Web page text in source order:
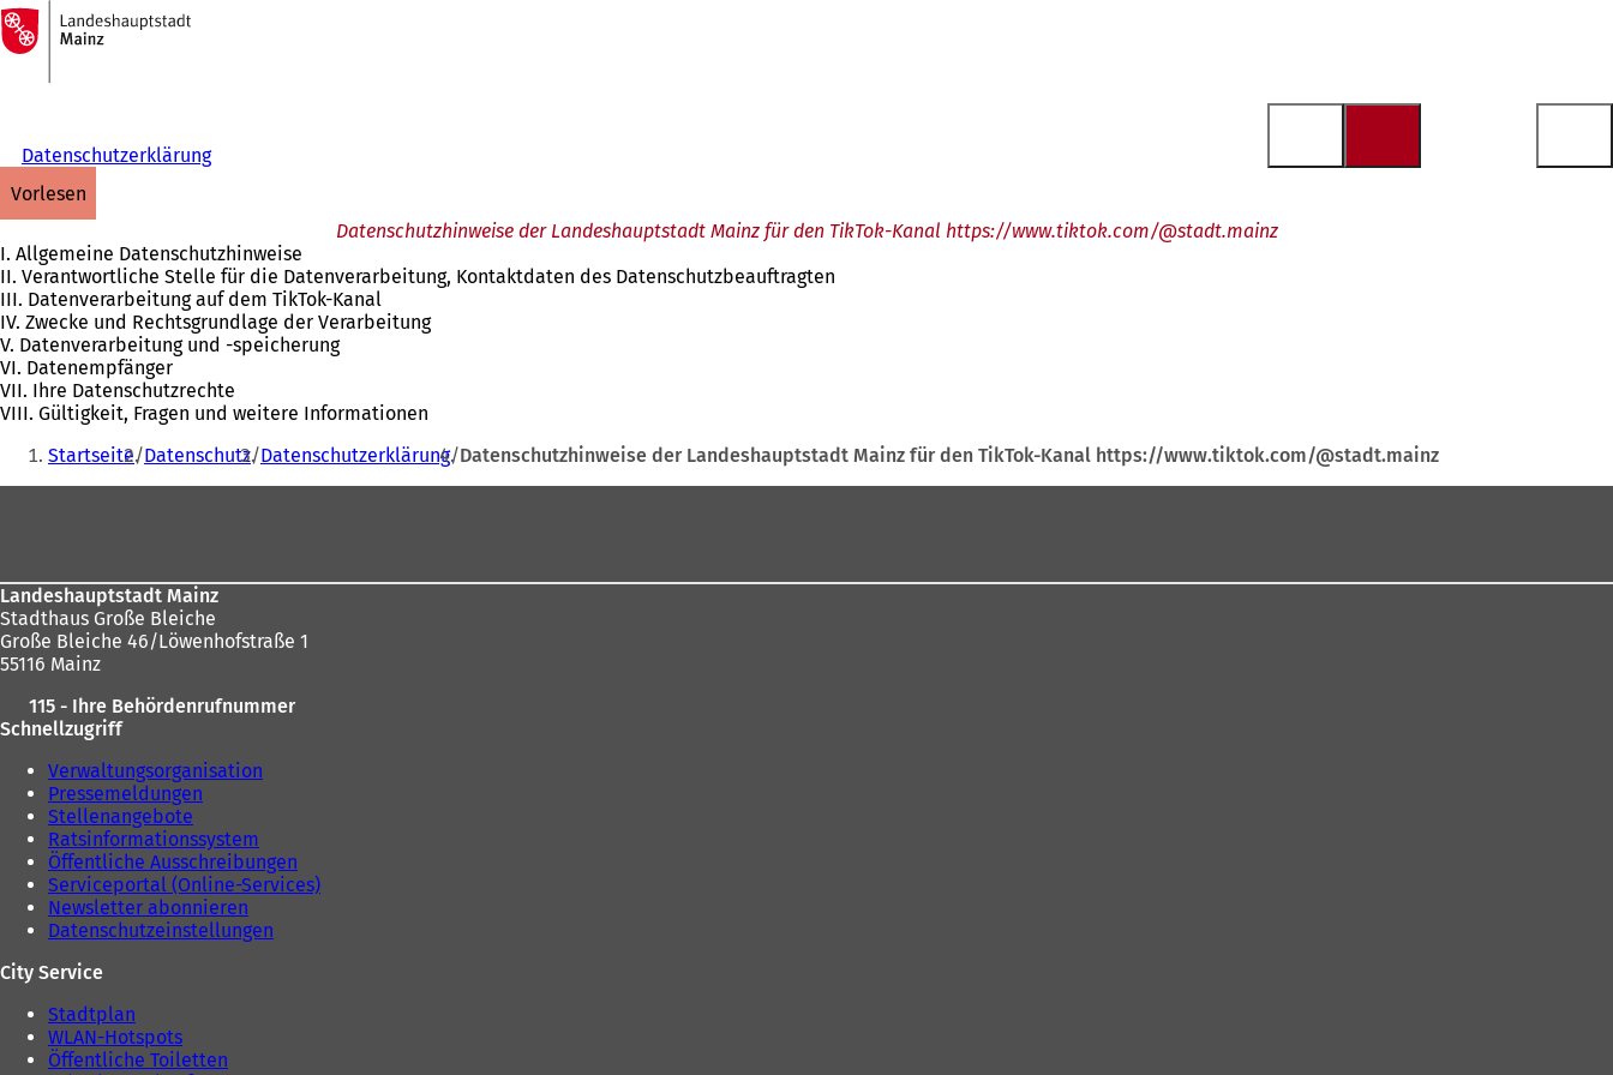
Inhalt anspringen
Zur
Startseite
Datenschutzerklärung
vorlesen
Datenschutzhinweise der Landeshauptstadt Mainz für den TikTok-Kanal https://www.tiktok.com/@stadt.mainz
I. Allgemeine Datenschutzhinweise
II. Verantwortliche Stelle für die Datenverarbeitung, Kontaktdaten des Datenschutzbeauftragten
III. Datenverarbeitung auf dem TikTok-Kanal
IV. Zwecke und Rechtsgrundlage der Verarbeitung
V. Datenverarbeitung und -speicherung
VI. Datenempfänger
VII. Ihre Datenschutzrechte
VIII. Gültigkeit, Fragen und weitere Informationen
Sie
befinden
Startseite Datenschutz Datenschutzerklärung Datenschutzhinweise der Landeshauptstadt Mainz für den TikTok-Kanal https://www.tiktok.com/@stadt.mainz
Landeshauptstadt Mainz
Stadthaus Große Bleiche
Große Bleiche 46/Löwenhofstraße 1
55116 Mainz
115 - Ihre Behördenrufnummer
Schnellzugriff
Verwaltungsorganisation
Pressemeldungen
Stellenangebote
Ratsinformationssystem
Öffentliche Ausschreibungen
Serviceportal (Online-Services)
Newsletter abonnieren
Datenschutzeinstellungen
City Service
Stadtplan
WLAN-Hotspots
Öffentliche Toiletten